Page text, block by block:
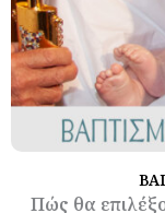
Πώς θα